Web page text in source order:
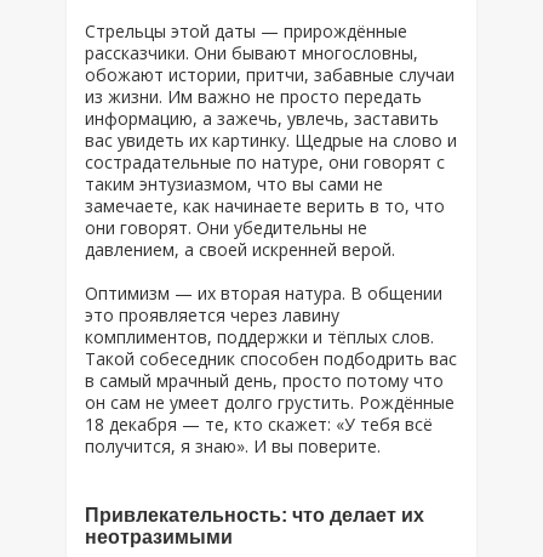
Стрельцы этой даты — прирождённые
рассказчики. Они бывают многословны,
обожают истории, притчи, забавные случаи
из жизни. Им важно не просто передать
информацию, а зажечь, увлечь, заставить
вас увидеть их картинку. Щедрые на слово и
сострадательные по натуре, они говорят с
таким энтузиазмом, что вы сами не
замечаете, как начинаете верить в то, что
они говорят. Они убедительны не
давлением, а своей искренней верой.
Оптимизм — их вторая натура. В общении
это проявляется через лавину
комплиментов, поддержки и тёплых слов.
Такой собеседник способен подбодрить вас
в самый мрачный день, просто потому что
он сам не умеет долго грустить. Рождённые
18 декабря — те, кто скажет: «У тебя всё
получится, я знаю». И вы поверите.
Привлекательность: что делает их
неотразимыми